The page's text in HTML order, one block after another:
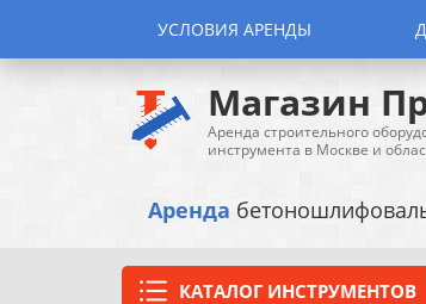
УСЛОВИЯ АРЕНДЫ
Магазин
Аренда строительного
инструмента в Москве и
Аренда
КАТАЛОГ ИНСТРУМЕНТОВ